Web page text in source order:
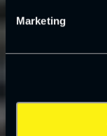
Marketing